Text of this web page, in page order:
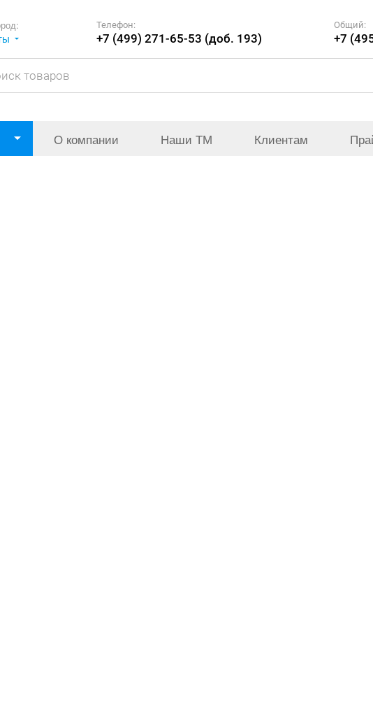
Телефон:
+7 (499) 271-65-53 (доб. 193)
Общий:
+7
О компании Наши ТМ Клиентам